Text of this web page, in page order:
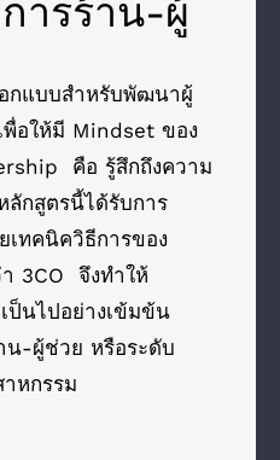
ารร้าน-ผู้
กแบบสำหรับพัฒนาผู้
พื่อให้มี Mindset ของ
คือ รู้สึกถึงความ
ลักสูตรนี้ได้รับการ
ทคนิควิธีการของ
3CO จึงทำให้
ป็นไปอย่างเข้มข้น
น-ผู้ช่วย หรือระดับ
หกรรม